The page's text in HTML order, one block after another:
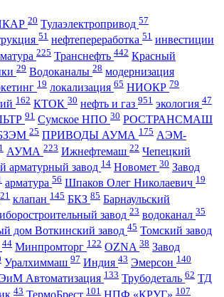
20 Тулаэлектропривод 57
51 нефтепереработка 51 инвестиции
225 Транснефть 442 Красный
29 Водоканалы 28 модернизация
19 локализация 65 НИОКР 79
162 КТОК 30 нефть и газ 951 экология 47
91 Сумское НПО 30 РОСТРАНСМАШ
25 ПРИВОДЫ АУМА 175 АЭМ-
АУМА 223 Ижнефтемаш 22 Чепецкий
арматурный завод 14 Новомет 30 Завод
арматура 56 Шпаков Олег Николаевич 19
21 клапан 145 БКЗ 85 Барнаульский
завод 23 водоканал 35
дом Воткинский завод 45 Томский завод
44 Минпромторг 122 OZNA 38 Завод
Уралхиммаш 97 Индия 43 Эмерсон 140
Автоматизация 133 Трубодеталь 62 ТД
43 ТермоБрест 101 НПФ «КРУГ» 107